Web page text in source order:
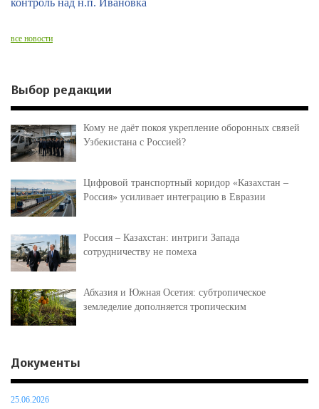
контроль над н.п. Ивановка
все новости
Выбор редакции
Кому не даёт покоя укрепление оборонных связей
Узбекистана с Россией?
Цифровой транспортный коридор «Казахстан –
Россия» усиливает интеграцию в Евразии
Россия – Казахстан: интриги Запада
сотрудничеству не помеха
Абхазия и Южная Осетия: субтропическое
земледелие дополняется тропическим
Документы
25.06.2026